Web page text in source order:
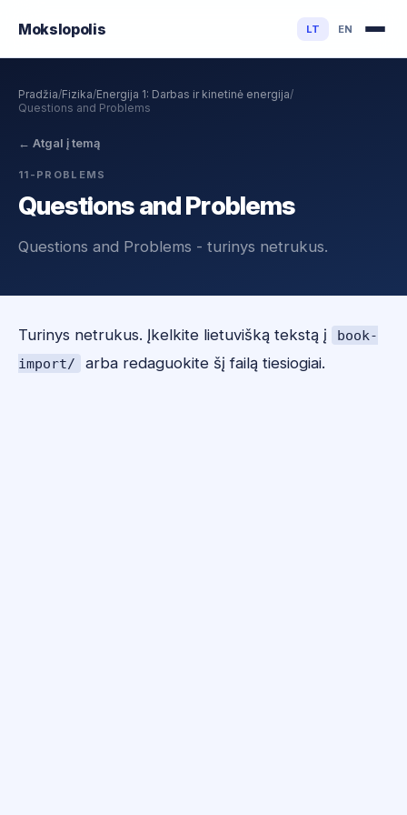
Mokslopolis LT EN
Pradžia/Fizika/Energija 1: Darbas ir kinetinė energija/
Questions and Problems
← Atgal į temą
11-PROBLEMS
Questions and Problems
Questions and Problems - turinys netrukus.
Turinys netrukus. Įkelkite lietuvišką tekstą į
book-
import/
arba redaguokite šį failą tiesiogiai.